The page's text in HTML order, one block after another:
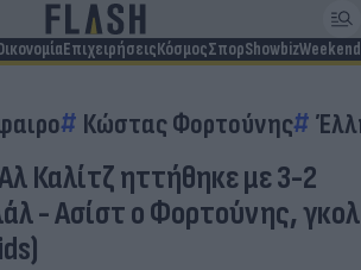
ΕπιχειρήσειςΚόσμοςΣπορShowbizWeekend
Κώστας Φορτούνης
Καλίτζ ηττήθηκε με 3-2
- Ασίστ ο Φορτούνης, γκολ